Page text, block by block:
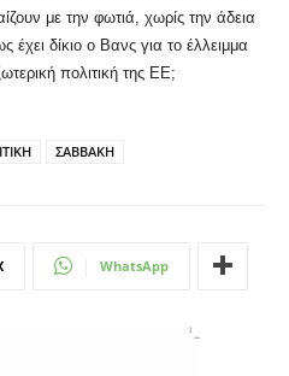
με την φωτιά, χωρίς την άδεια
δίκιο ο Βανς για το έλλειμμα
πολιτική της ΕΕ;
ΣΑΒΒΑΚΗ
WhatsApp